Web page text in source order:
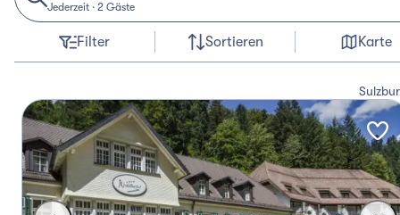
Jederzeit · 2 Gäste
Filter Sortieren Karte